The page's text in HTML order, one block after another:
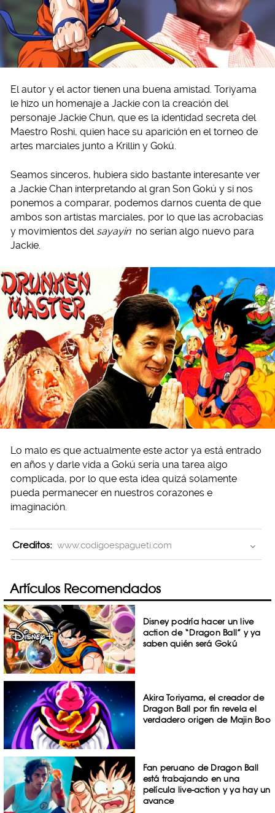
El autor y el actor tienen una buena amistad. Toriyama
le hizo un homenaje a Jackie con la creación del
personaje Jackie Chun, que es la identidad secreta del
Maestro Roshi, quien hace su aparición en el torneo de
artes marciales junto a Krillin y Gokú.
Seamos sinceros, hubiera sido bastante interesante ver
a Jackie Chan interpretando al gran Son Gokú y si nos
ponemos a comparar, podemos darnos cuenta de que
ambos son artistas marciales, por lo que las acrobacias
y movimientos del sayayin no serían algo nuevo para
Jackie.
Lo malo es que actualmente este actor ya está entrado
en años y darle vida a Gokú sería una tarea algo
complicada, por lo que esta idea quizá solamente
pueda permanecer en nuestros corazones e
imaginación.
Creditos: www.codigoespagueti.com
Artículos Recomendados
Disney podría hacer un live
action de “Dragon Ball” y ya
saben quién será Gokú
Akira Toriyama, el creador de
Dragon Ball por fin revela el
verdadero origen de Majin Boo
Fan peruano de Dragon Ball
está trabajando en una
película live-action y ya hay un
avance